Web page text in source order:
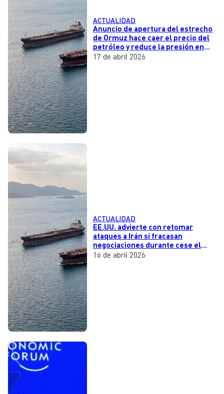
ACTUALIDAD
Anuncio de apertura del estrecho
de Ormuz hace caer el precio del
petróleo y reduce la presión en
los mercados
17 de abril 2026
ACTUALIDAD
EE.UU. advierte con retomar
ataques a Irán si fracasan
negociaciones durante cese el
fuego
16 de abril 2026